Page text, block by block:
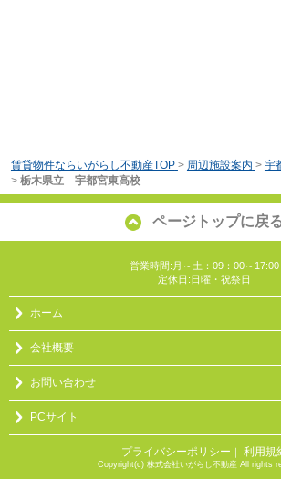
賃貸物件ならいがらし不動産TOP > 周辺施設案内 > 宇
> 栃木県立 宇都宮東高校
ページトップに戻
営業時間:月～土：09：00～17:00
定休日:日曜・祝祭日
ホーム
会社概要
お問い合わせ
PCサイト
プライバシーポリシー ｜ 利用規
Copyright(c) 株式会社いがらし不動産 All rights